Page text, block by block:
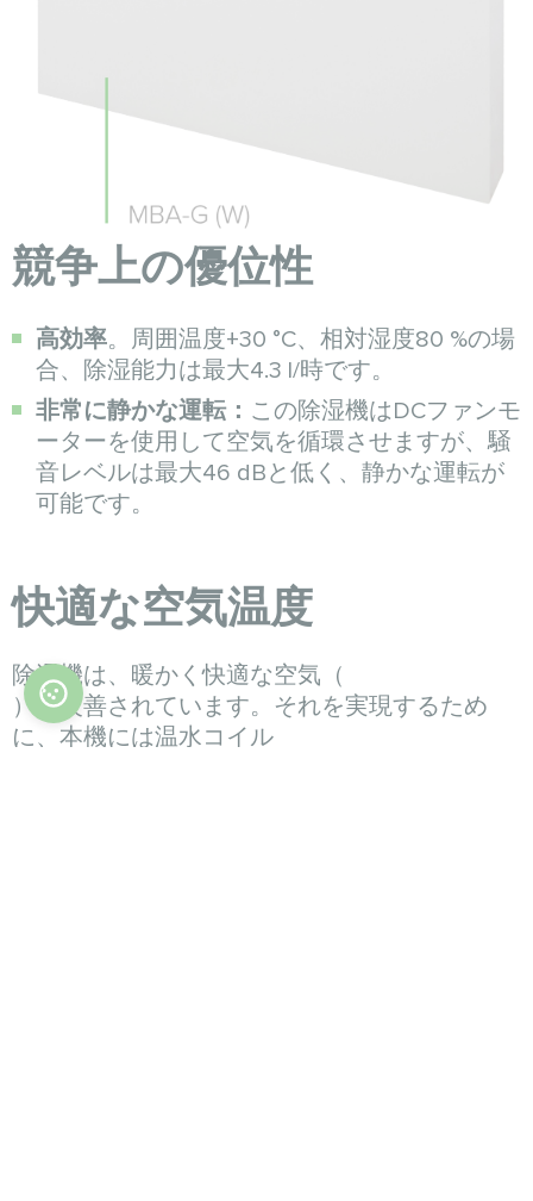
競争上の優位性
高効率。周囲温度+30 °C、相対湿度80 %の場
合、除湿能力は最大4.3 l/時です。
非常に静かな運転： この除湿機はDCファンモ
ーターを使用して空気を循環させますが、騒
音レベルは最大46 dBと低く、静かな運転が
可能です。
快適な空気温度
除湿機は、暖かく快適な空気（
）に改善されています。それを実現するため
に、本機には温水コイル